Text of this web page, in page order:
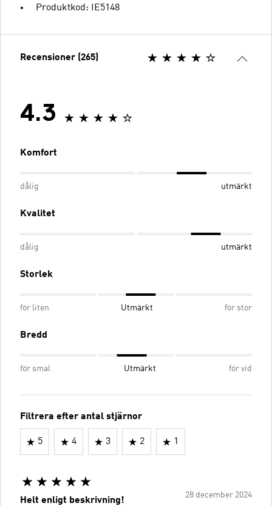
Produktkod: IE5148
Recensioner (265)
4.3
Komfort
dålig utmärkt
Kvalitet
dålig utmärkt
Storlek
för liten Utmärkt för stor
Bredd
för smal Utmärkt för vid
Filtrera efter antal stjärnor
5 4 3 2 1
28 december 2024
Helt enligt beskrivning!